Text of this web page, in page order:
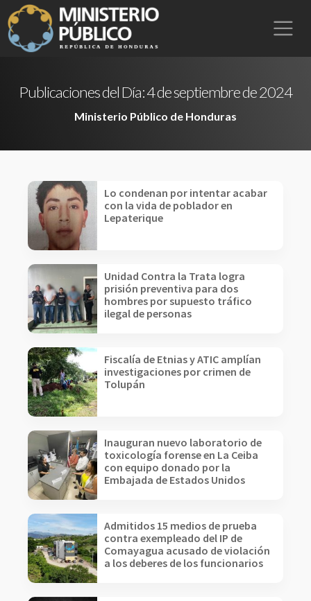
Publicaciones del Día:4 de septiembre de 2024
Ministerio Público de Honduras
Lo condenan por intentar acabar
con la vida de poblador en
Lepaterique
Unidad Contra la Trata logra
prisión preventiva para dos
hombres por supuesto tráfico
ilegal de personas
Fiscalía de Etnias y ATIC amplían
investigaciones por crimen de
Tolupán
Inauguran nuevo laboratorio de
toxicología forense en La Ceiba
con equipo donado por la
Embajada de Estados Unidos
Admitidos 15 medios de prueba
contra exempleado del IP de
Comayagua acusado de violación
a los deberes de los funcionarios